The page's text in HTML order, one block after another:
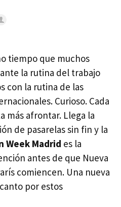
tiempo que muchos
la rutina del trabajo
con la rutina de las
Curioso. Cada
más afrontar. Llega la
de pasarelas sin fin y la
Week Madrid es la
antes de que Nueva
comiencen. Una nueva
por estos